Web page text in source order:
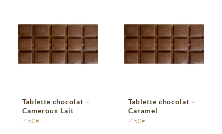
Tablette chocolat –
Cameroun Lait
7,50€
Tablette chocolat –
Caramel
7,50€